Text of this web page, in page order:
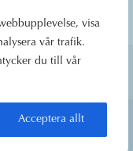
visa
vår trafik.
du till vår
Acceptera allt